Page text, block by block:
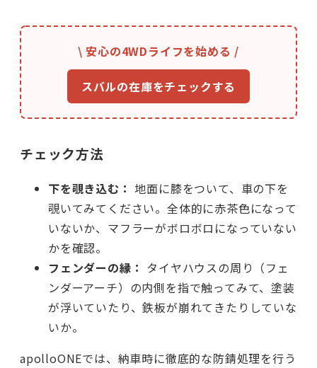
\ 安心の4WDライフを始める /
スバルの在庫をチェックする
チェック方法
下を覗き込む：地面に膝をついて、車の下を
覗いてみてください。全体的に赤茶色になって
いないか、マフラーがボロボロになっていない
かを確認。
フェンダーの縁： タイヤハウスの周り（フェ
ンダーアーチ）の内側を指で触ってみて、塗装
が浮いていたり、鉄板が崩れてきたりしていな
いか。
apolloONEでは、納車時に徹底的な防錆処理を行う